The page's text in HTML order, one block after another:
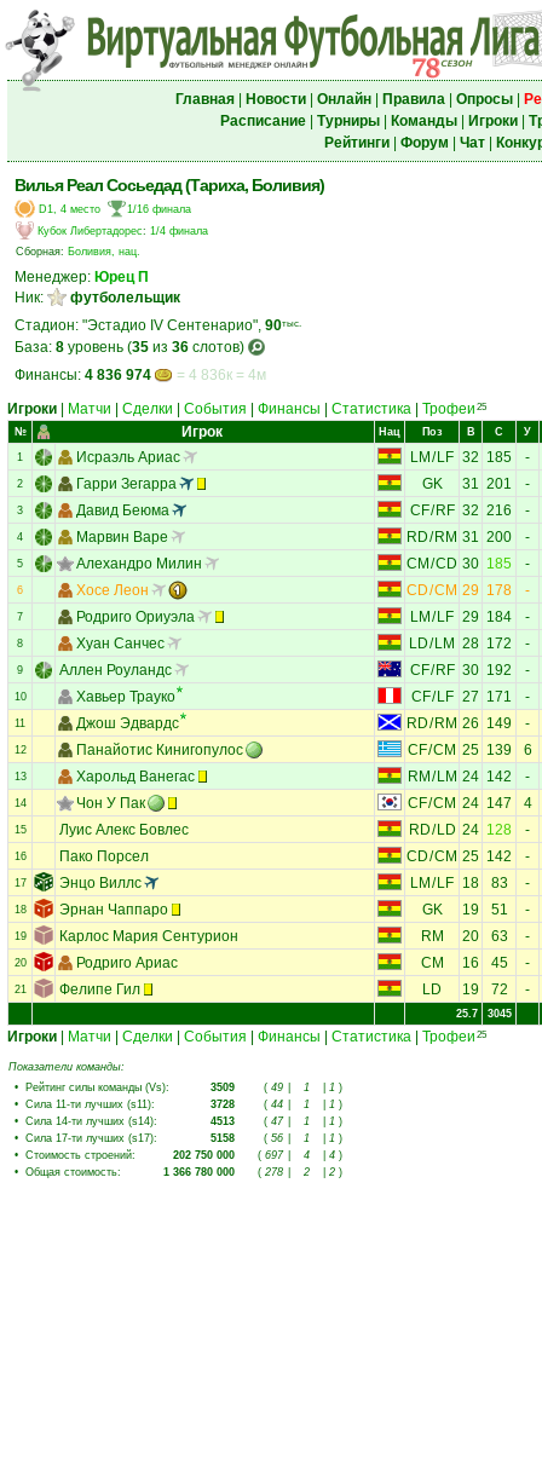
Главная| Новости| Онлайн| Правила| Опросы|
Расписание| Турниры| Команды| Игроки|
Рейтинги| Форум Чат|
Вилья Реал Сосьедад (Тариха, Боливия)
D1, 4 место
1/16 финала
Кубок Либертадорес: 1/4 финала
Сборная: Боливия, нац.
Менеджер: Юрец П
Ник:
футболельщик
Стадион: "Эстадио IV Сентенарио", 90тыс.
База: 8 уровень (35 из 36 слотов)
Финансы: 4 836 974
= 4 836к = 4м
Игроки
Матчи Сделки События Финансы Статистика Трофеи 25
№ Игрок Нац Поз В С У
1 Исраэль Ариас LM / LF 32 185 -
2 Гарри Зегарра GK 31 201 -
3 Давид Беюма CF/RF 32 216 -
4 Марвин Варе RD/ RM 31 200 -
5 Алехандро Милин CM /CD 30 185 -
6 Хосе Леон CD/CM 29 178 -
7 Родриго Ориуэла LM / LF 29 184 -
8 Хуан Санчес LD/ LM 28 172 -
9 Аллен Роуландс CF/RF 30 192 -
10 Хавьер Трауко CF/LF 27 171 -
11 Джош Эдвардс RD/ RM 26 149 -
12 Панайотис Кинигопулос CF/CM 25 139 6
13 Харольд Ванегас RM /LM 24 142 -
14 Чон У Пак CF/CM 24 147 4
15 Луис Алекс Бовлес RD/LD 24 128 -
16 Пако Порсел CD/CM 25 142 -
17 Энцо Виллс LM / LF 18 83 -
18 Эрнан Чаппаро GK 19 51 -
19 Карлос Мария Сентурион RM 20 63 -
20 Родриго Ариас CM 16 45 -
21 Фелипе Гил LD 19 72 -
25.7 3045
Игроки Матчи Сделки События Финансы Статистика Трофеи 25
Показатели команды:
• Рейтинг силы команды (Vs): 3509 ( 49 1 1 )
• Сила 11-ти лучших (s11): 3728 ( 44 1 1 )
• Сила 14-ти лучших (s14): 4513 ( 47 1 1 )
• Сила 17-ти лучших (s17): 5158 ( 56 1 1 )
• Стоимость строений: 202 750 000 ( 697 4 4 )
• Общая стоимость: 1 366 780 000 ( 278 2 2 )